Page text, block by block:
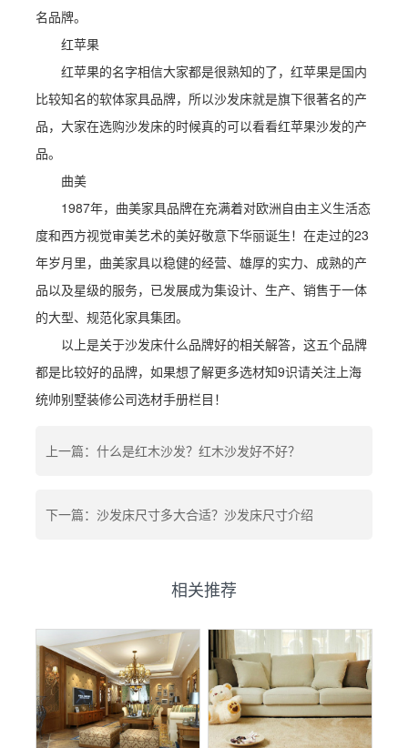
名品牌。
红苹果
红苹果的名字相信大家都是很熟知的了，红苹果是国内
比较知名的软体家具品牌，所以沙发床就是旗下很著名的产
品，大家在选购沙发床的时候真的可以看看红苹果沙发的产
品。
曲美
1987年，曲美家具品牌在充满着对欧洲自由主义生活态
度和西方视觉审美艺术的美好敬意下华丽诞生！在走过的23
年岁月里，曲美家具以稳健的经营、雄厚的实力、成熟的产
品以及星级的服务，已发展成为集设计、生产、销售于一体
的大型、规范化家具集团。
以上是关于沙发床什么品牌好的相关解答，这五个品牌
都是比较好的品牌，如果想了解更多选材知9识请关注上海
统帅别墅装修公司选材手册栏目！
上一篇：什么是红木沙发？红木沙发好不好？
下一篇：沙发床尺寸多大合适？沙发床尺寸介绍
相关推荐